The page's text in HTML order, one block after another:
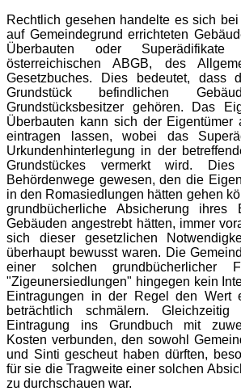
Rechtlich gesehen handelte es sich
auf Gemeindegrund errichteten
Überbauten oder
österreichischen ABGB, des
Gesetzbuches. Dies bedeutet, dass
Grundstück befindlichen
Grundstücksbesitzer gehören. Das
Überbauten kann sich der Eigentümer
eintragen lassen, wobei das
Urkundenhinterlegung in der
Grundstückes vermerkt wird.
Behördenwege gewesen, den die
in den Romasiedlungen hätten gehen
grundbücherliche Absicherung ihres
Gebäuden angestrebt hätten, immer
sich dieser gesetzlichen
überhaupt bewusst waren. Die
einer solchen grundbücherlicher
"Zigeunersiedlungen" hingegen kein
Eintragungen in der Regel den Wert
beträchtlich schmälern.
Eintragung ins Grundbuch mit
Kosten verbunden, den sowohl
und Sinti gescheut haben dürften,
für sie die Tragweite einer solchen
zu durchschauen war.